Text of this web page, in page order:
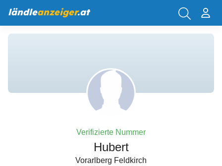
ländleanzeiger.at
Verifizierte Nummer
Hubert
Vorarlberg Feldkirch